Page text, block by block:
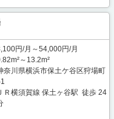
円/月～54,000円/月
～13.2m²
奈川県横浜市保土ケ谷区狩場町
Ｒ横須賀線 保土ヶ谷駅 徒歩 24